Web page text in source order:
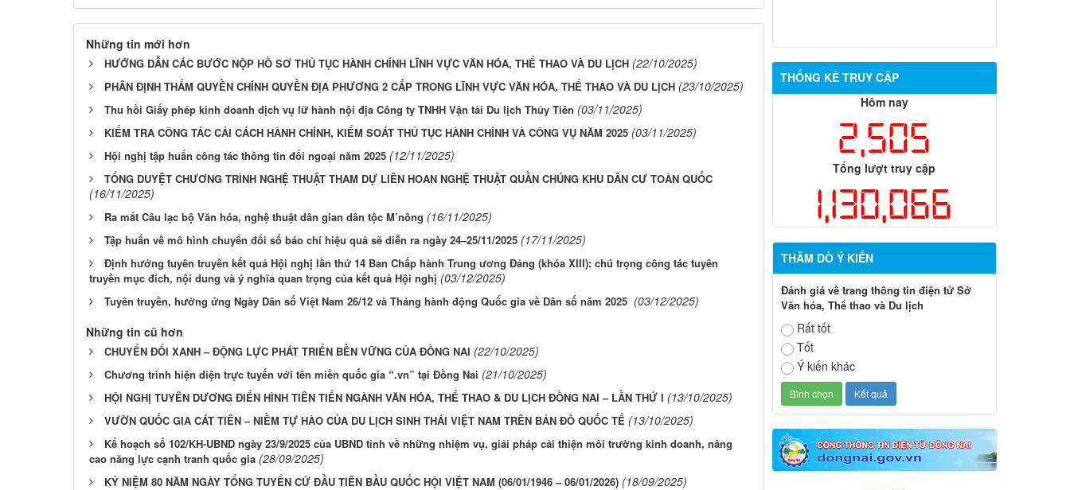
Những tin mới hơn
HƯỚNG DẪN CÁC BƯỚC NỘP HỒ SƠ THỦ TỤC HÀNH CHÍNH LĨNH VỰC VĂN HÓA, THỂ THAO VÀ DU LỊCH (22/10/2025)
PHÂN ĐỊNH THẨM QUYỀN CHÍNH QUYỀN ĐỊA PHƯƠNG 2 CẤP TRONG LĨNH VỰC VĂN HÓA, THỂ THAO VÀ DU LỊCH (23/10/2025)
Thu hồi Giấy phép kinh doanh dịch vụ lữ hành nội địa Công ty TNHH Vận tải Du lịch Thủy Tiên (03/11/2025)
KIỂM TRA CÔNG TÁC CẢI CÁCH HÀNH CHÍNH, KIỂM SOÁT THỦ TỤC HÀNH CHÍNH VÀ CÔNG VỤ NĂM 2025 (03/11/2025)
Hội nghị tập huấn công tác thông tin đối ngoại năm 2025 (12/11/2025)
TỔNG DUYỆT CHƯƠNG TRÌNH NGHỆ THUẬT THAM DỰ LIÊN HOAN NGHỆ THUẬT QUẦN CHÚNG KHU DÂN CƯ TOÀN QUỐC
(16/11/2025)
Ra mắt Câu lạc bộ Văn hóa, nghệ thuật dân gian dân tộc M’nông (16/11/2025)
Tập huấn về mô hình chuyển đổi số báo chí hiệu quả sẽ diễn ra ngày 24–25/11/2025 (17/11/2025)
Định hướng tuyên truyền kết quả Hội nghị lần thứ 14 Ban Chấp hành Trung ương Đảng (khóa XIII): chú trọng công tác tuyên
truyền mục đích, nội dung và ý nghĩa quan trọng của kết quả Hội nghị (03/12/2025)
Tuyên truyền, hưởng ứng Ngày Dân số Việt Nam 26/12 và Tháng hành động Quốc gia về Dân số năm 2025 (03/12/2025)
Những tin cũ hơn
CHUYỂN ĐỔI XANH – ĐỘNG LỰC PHÁT TRIỂN BỀN VỮNG CỦA ĐỒNG NAI (22/10/2025)
Chương trình hiện diện trực tuyến với tên miền quốc gia “.vn” tại Đồng Nai (21/10/2025)
HỘI NGHỊ TUYÊN DƯƠNG ĐIỂN HÌNH TIÊN TIẾN NGÀNH VĂN HÓA, THỂ THAO & DU LỊCH ĐỒNG NAI – LẦN THỨ I (13/10/2025)
VƯỜN QUỐC GIA CÁT TIÊN – NIỀM TỰ HÀO CỦA DU LỊCH SINH THÁI VIỆT NAM TRÊN BẢN ĐỒ QUỐC TẾ (13/10/2025)
Kế hoạch số 102/KH-UBND ngày 23/9/2025 của UBND tỉnh về những nhiệm vụ, giải pháp cải thiện môi trường kinh doanh, nâng
cao năng lực cạnh tranh quốc gia (28/09/2025)
KỶ NIỆM 80 NĂM NGÀY TỔNG TUYỂN CỬ ĐẦU TIÊN BẦU QUỐC HỘI VIỆT NAM (06/01/1946 – 06/01/2026) (18/09/2025)
THỐNG KÊ TRUY CẬP
Hôm nay
2,505
Tổng lượt truy cập
1,130,066
THĂM DÒ Ý KIẾN
Đánh giá về trang thông tin điện tử Sở
Văn hóa, Thể thao và Du lịch
Rất tốt
Tốt
Ý kiến khác